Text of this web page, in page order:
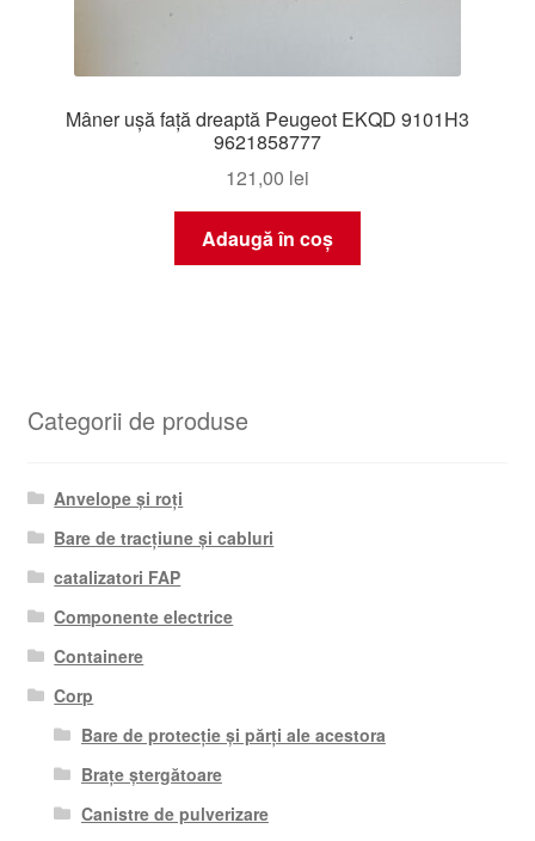
Mâner ușă față dreaptă Peugeot EKQD 9101H3
9621858777
121,00 lei
Adaugă în coș
Categorii de produse
Anvelope și roți
Bare de tracțiune și cabluri
catalizatori FAP
Componente electrice
Containere
Corp
Bare de protecție și părți ale acestora
Brațe ștergătoare
Canistre de pulverizare